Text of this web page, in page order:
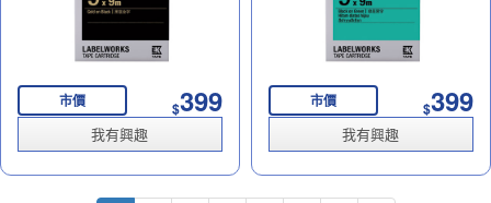
市價 $399
我有興趣
市價 $399
我有興趣